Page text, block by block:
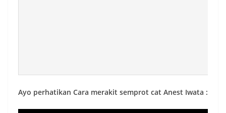
Ayo perhatikan Cara merakit semprot cat Anest Iwata :